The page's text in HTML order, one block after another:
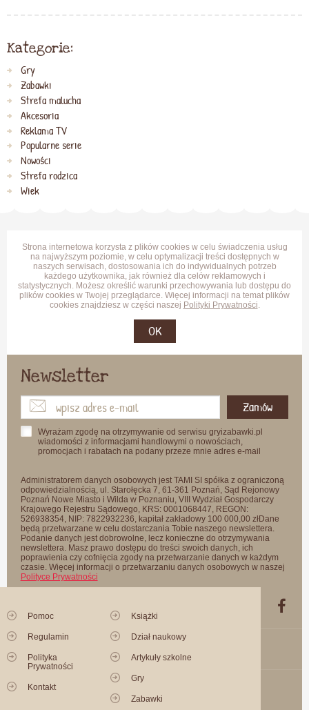
Kategorie:
Gry
Zabawki
Strefa malucha
Akcesoria
Reklama TV
Popularne serie
Nowości
Strefa rodzica
Wiek
Strona internetowa korzysta z plików cookies w celu świadczenia usług
na najwyższym poziomie, w celu optymalizacji treści dostępnych w
naszych serwisach, dostosowania ich do indywidualnych potrzeb
każdego użytkownika, jak również dla celów reklamowych i
statystycznych. Możesz określić warunki przechowywania lub dostępu do
plików cookies w Twojej przeglądarce. Więcej informacji na temat plików
cookies znajdziesz w części naszej Polityki Prywatności.
OK
Newsletter
Zamów
Wyrażam zgodę na otrzymywanie od serwisu gryizabawki.pl
wiadomości z informacjami handlowymi o nowościach,
promocjach i rabatach na podany przeze mnie adres e-mail
Administratorem danych osobowych jest TAMI SI spółka z ograniczoną
odpowiedzialnością, ul. Starołęcka 7, 61-361 Poznań, Sąd Rejonowy
Poznań Nowe Miasto i Wilda w Poznaniu, VIII Wydział Gospodarczy
Krajowego Rejestru Sądowego, KRS: 0001068447, REGON:
526938354, NIP: 7822932236, kapitał zakładowy 100 000,00 złDane
będą przetwarzane w celu dostarczania Tobie naszego newslettera.
Podanie danych jest dobrowolne, lecz konieczne do otrzymywania
newslettera. Masz prawo dostępu do treści swoich danych, ich
poprawienia czy cofnięcia zgody na przetwarzanie danych w każdym
czasie. Więcej informacji o przetwarzaniu danych osobowych w naszej
Polityce Prywatności
Pomoc
Regulamin
Polityka
Prywatności
Kontakt
Książki
Dział naukowy
Artykuły szkolne
Gry
Zabawki